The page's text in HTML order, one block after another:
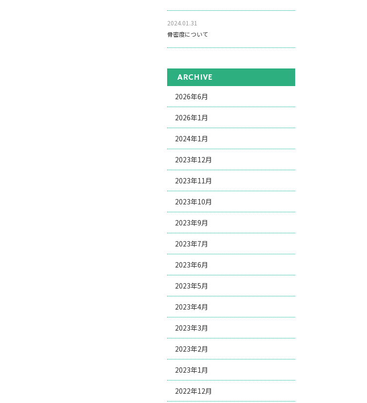
2024.01.31
骨密度について
ARCHIVE
2026年6月
2026年1月
2024年1月
2023年12月
2023年11月
2023年10月
2023年9月
2023年7月
2023年6月
2023年5月
2023年4月
2023年3月
2023年2月
2023年1月
2022年12月